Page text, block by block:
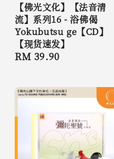
【佛光文化】【法音清
流】系列16 - 浴佛偈
Yokubutsu ge【CD】
【现货速发】
Regular
RM 39.90